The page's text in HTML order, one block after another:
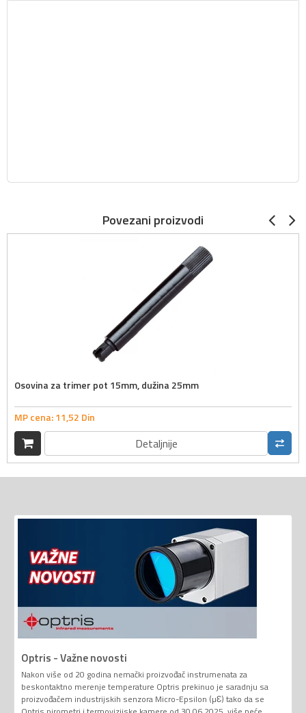
Povezani proizvodi
Osovina za trimer pot 15mm, dužina 25mm
MP cena:11,52 Din
Detaljnije
Optris - Važne novosti
Nakon više od 20 godina nemački proizvođač instrumenata za
beskontaktno merenje temperature Optris prekinuo je saradnju sa
proizvođačem industrijskih senzora Micro-Epsilon (µƐ) tako da se